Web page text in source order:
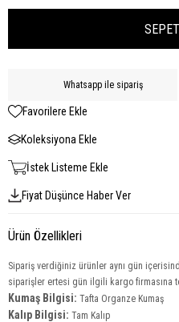
Whatsapp ile sipariş
Favorilere Ekle
Koleksiyona Ekle
İstek Listeme Ekle
Fiyat Düşünce Haber Ver
Ürün Özellikleri
Sipariş verdiğiniz ürünler aynı gün
siparişler ertesi gün ilgili kargo firmasına
Kumaş Bilgisi: Tafta Organze Kumaş
Kalıp Bilgisi: Tam Kalıp